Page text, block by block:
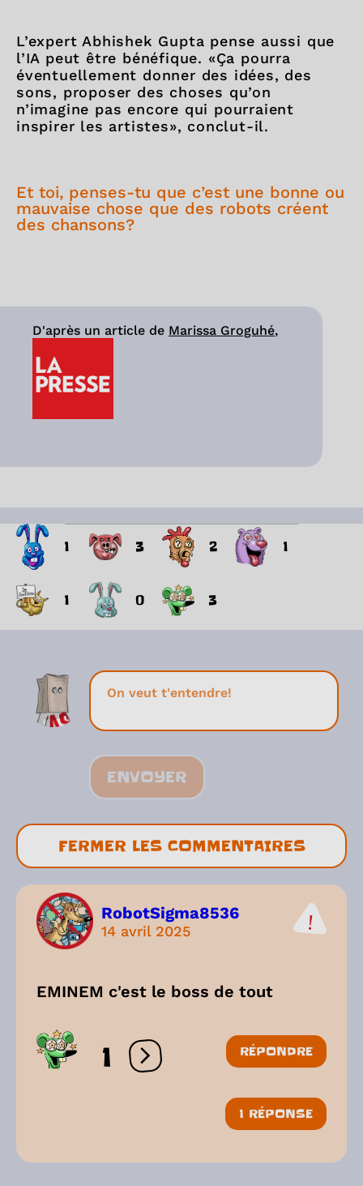
L’expert Abhishek Gupta pense aussi que
l’IA peut être bénéfique. «Ça pourra
éventuellement donner des idées, des
sons, proposer des choses qu’on
n’imagine pas encore qui pourraient
inspirer les artistes», conclut-il.
Et toi, penses-tu que c’est une bonne ou
mauvaise chose que des robots créent
des chansons?
D'après un article de Marissa Groguhé,
1 3 2 1
1 0 3
ENVOYER
FERMER LES COMMENTAIRES
RobotSigma8536
14 avril 2025
EMINEM c'est le boss de tout
1 Ouvrir les réactions
RÉPONDRE
1 RÉPONSE